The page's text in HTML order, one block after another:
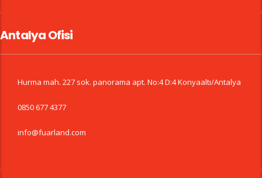
Antalya Ofisi
Hurma mah. 227 sok. panorama apt. No:4 D:4 Konyaaltı/Antalya
0850 677 4377
info@fuarland.com